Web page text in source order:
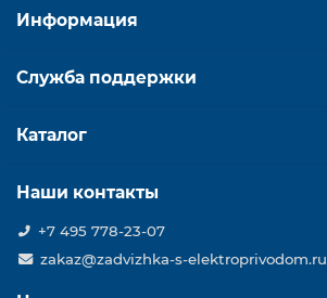
Информация
Служба поддержки
Каталог
Наши контакты
+7 495 778-23-07
zakaz@zadvizhka-s-elektroprivodom.ru